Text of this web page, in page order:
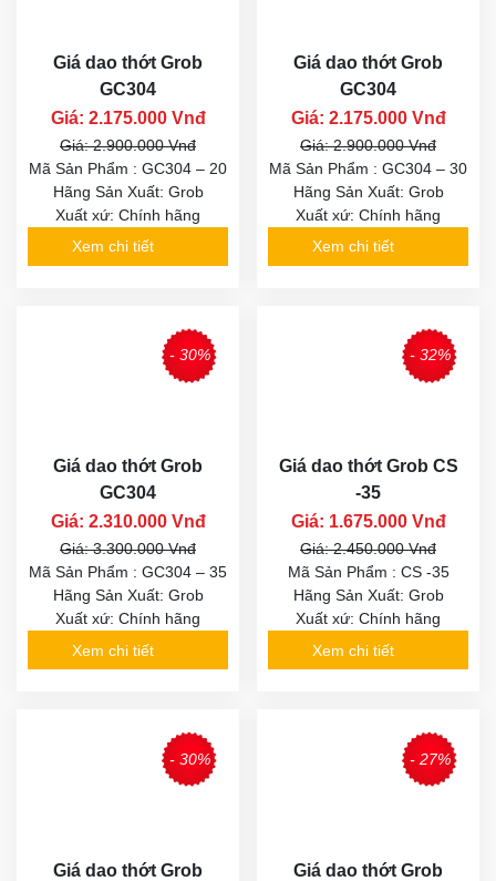
Giá dao thớt Grob
GC304
Giá: 2.175.000 Vnđ
Giá: 2.900.000 Vnđ
Mã Sản Phẩm : GC304 – 20
Hãng Sản Xuất: Grob
Xuất xứ: Chính hãng
Xem chi tiết
Giá dao thớt Grob
GC304
Giá: 2.175.000 Vnđ
Giá: 2.900.000 Vnđ
Mã Sản Phẩm : GC304 – 30
Hãng Sản Xuất: Grob
Xuất xứ: Chính hãng
Xem chi tiết
- 30%
Giá dao thớt Grob
GC304
Giá: 2.310.000 Vnđ
Giá: 3.300.000 Vnđ
Mã Sản Phẩm : GC304 – 35
Hãng Sản Xuất: Grob
Xuất xứ: Chính hãng
Xem chi tiết
- 32%
Giá dao thớt Grob CS
-35
Giá: 1.675.000 Vnđ
Giá: 2.450.000 Vnđ
Mã Sản Phẩm : CS -35
Hãng Sản Xuất: Grob
Xuất xứ: Chính hãng
Xem chi tiết
- 30%
Giá dao thớt Grob
- 27%
Giá dao thớt Grob